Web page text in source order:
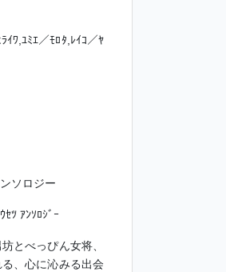
ｲﾜ,ﾕﾐｴ／ﾓﾛﾀ,ﾚｲｺ／ﾔ
ソロジー
ｾﾂ ｱﾝｿﾛｼﾞｰ
とべっぴん女将、
、心に沁みる出会